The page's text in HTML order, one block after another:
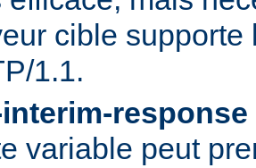
cible supporte
1.1.
response
variable peut